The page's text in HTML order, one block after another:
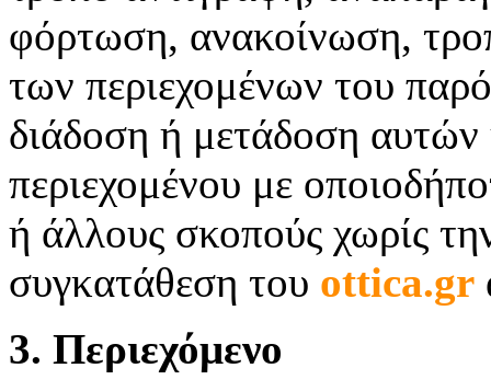
φόρτωση, ανακοίνωση,
των περιεχομένων του
διάδοση ή μετάδοση
περιεχομένου με
ή άλλους σκοπούς χωρίς
συγκατάθεση του ottica.gr
3. Περιεχόμενο